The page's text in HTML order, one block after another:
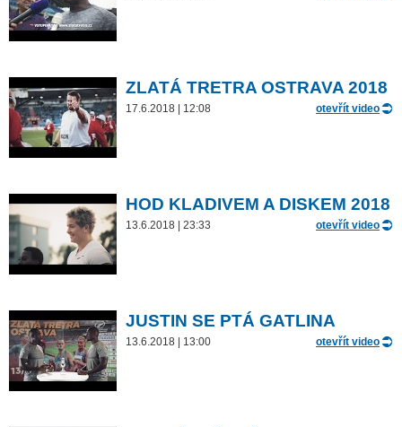
ZLATÁ TRETRA OSTRAVA 2018
17.6.2018 | 12:08 otevřít video
HOD KLADIVEM A DISKEM 2018
13.6.2018 | 23:33 otevřít video
JUSTIN SE PTÁ GATLINA
13.6.2018 | 13:00 otevřít video